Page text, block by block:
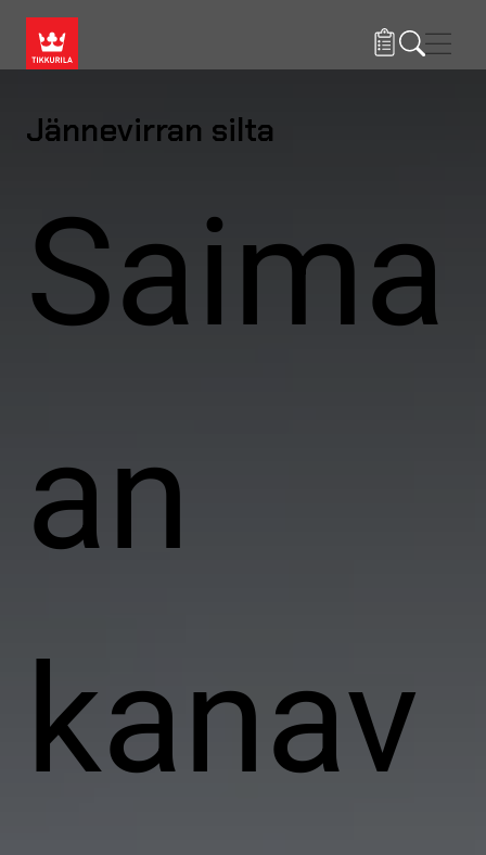
Jännevirran silta
Saima
an
kanav